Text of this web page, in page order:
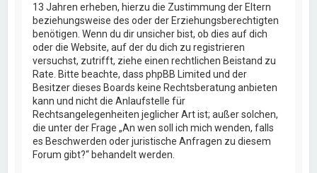
13 Jahren erheben, hierzu die Zustimmung der Eltern
beziehungsweise des oder der Erziehungsberechtigten
benötigen. Wenn du dir unsicher bist, ob dies auf dich
oder die Website, auf der du dich zu registrieren
versuchst, zutrifft, ziehe einen rechtlichen Beistand zu
Rate. Bitte beachte, dass phpBB Limited und der
Besitzer dieses Boards keine Rechtsberatung anbieten
kann und nicht die Anlaufstelle für
Rechtsangelegenheiten jeglicher Art ist; außer solchen,
die unter der Frage „An wen soll ich mich wenden, falls
es Beschwerden oder juristische Anfragen zu diesem
Forum gibt?“ behandelt werden.